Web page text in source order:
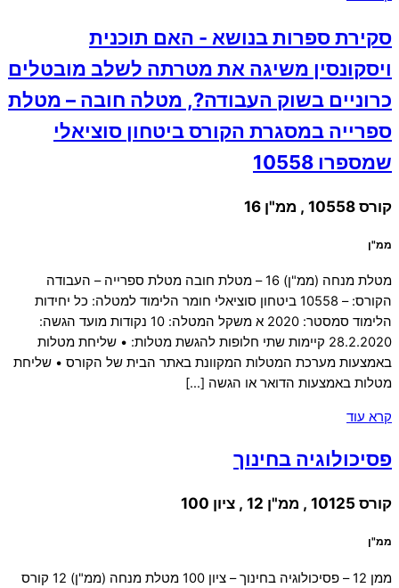
סקירת ספרות בנושא - האם תוכנית
ויסקונסין משיגה את מטרתה לשלב מובטלים
כרוניים בשוק העבודה?, מטלה חובה – מטלת
ספרייה במסגרת הקורס ביטחון סוציאלי
שמספרו 10558
קורס 10558 , ממ"ן 16
ממ"ן
מטלת מנחה (ממ"ן) 16 – מטלת חובה מטלת ספרייה – העבודה
הקורס: – 10558 ביטחון סוציאלי חומר הלימוד למטלה: כל יחידות
הלימוד סמסטר: 2020 א משקל המטלה: 10 נקודות מועד הגשה:
28.2.2020 קיימות שתי חלופות להגשת מטלות: • שליחת מטלות
באמצעות מערכת המטלות המקוונת באתר הבית של הקורס • שליחת
מטלות באמצעות הדואר או הגשה […]
קרא עוד
פסיכולוגיה בחינוך
קורס 10125 , ממ"ן 12 , ציון 100
ממ"ן
ממן 12 – פסיכולוגיה בחינוך – ציון 100 מטלת מנחה (ממ"ן) 12 קורס